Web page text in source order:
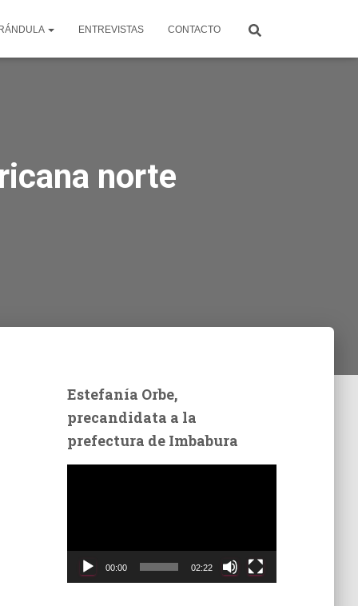
ENTREVISTAS CONTACTO
norte
Estefanía Orbe,
precandidata a la
prefectura de Imbabura
00:00 02:22